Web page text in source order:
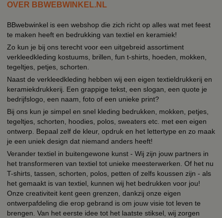
OVER BBWEBWINKEL.NL
BBwebwinkel is een webshop die zich richt op alles wat met feest
te maken heeft en bedrukking van textiel en keramiek!
Zo kun je bij ons terecht voor een uitgebreid assortiment
verkleedkleding kostuums, brillen, fun t-shirts, hoeden, mokken,
tegeltjes, petjes, schorten.
Naast de verkleedkleding hebben wij een eigen textieldrukkerij en
keramiekdrukkerij. Een grappige tekst, een slogan, een quote je
bedrijfslogo, een naam, foto of een unieke print?
Bij ons kun je simpel en snel kleding bedrukken, mokken, petjes,
tegeltjes, schorten, hoodies, polos, sweaters etc. met een eigen
ontwerp. Bepaal zelf de kleur, opdruk en het lettertype en zo maak
je een uniek design dat niemand anders heeft!
Verander textiel in buitengewone kunst - Wij zijn jouw partners in
het transformeren van textiel tot unieke meesterwerken. Of het nu
T-shirts, tassen, schorten, polos, petten of zelfs koussen zijn - als
het gemaakt is van textiel, kunnen wij het bedrukken voor jou!
Onze creativiteit kent geen grenzen, dankzij onze eigen
ontwerpafdeling die erop gebrand is om jouw visie tot leven te
brengen. Van het eerste idee tot het laatste stiksel, wij zorgen